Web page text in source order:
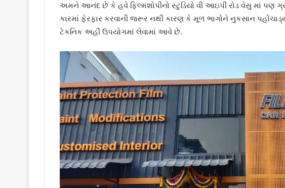
અમને આનંદ છે કે હવે ફિલ્મશોપીનો સ્ટુડિયો વી આઇપી રોડ વેસુ માં પણ
કારમાં ફેરફાર કરવાની જરૂર નથી કારણ કે મૂળ ભાગોને નુકસાન
ટેકનિક અહીં ઉપયોગમાં લેવામાં આવે છે.